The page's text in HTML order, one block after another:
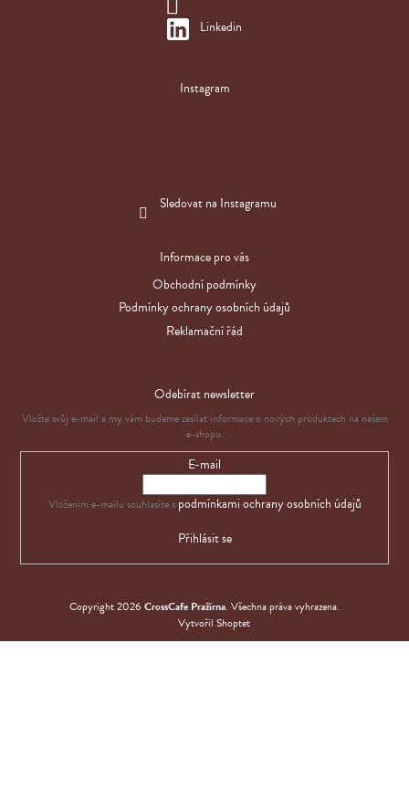
Linkedin
Instagram
Sledovat na Instagramu
Informace pro vás
Obchodní podmínky
Podmínky ochrany osobních údajů
Reklamační řád
Odebírat newsletter
Vložte svůj e-mail a my vám budeme zasílat informace o nových produktech na našem
e-shopu.
E-mail
Vložením e-mailu souhlasíte s podmínkami ochrany osobních údajů
Přihlásit se
Vytvořil Shoptet
Copyright 2026 CrossCafe Pražírna. Všechna práva vyhrazena.